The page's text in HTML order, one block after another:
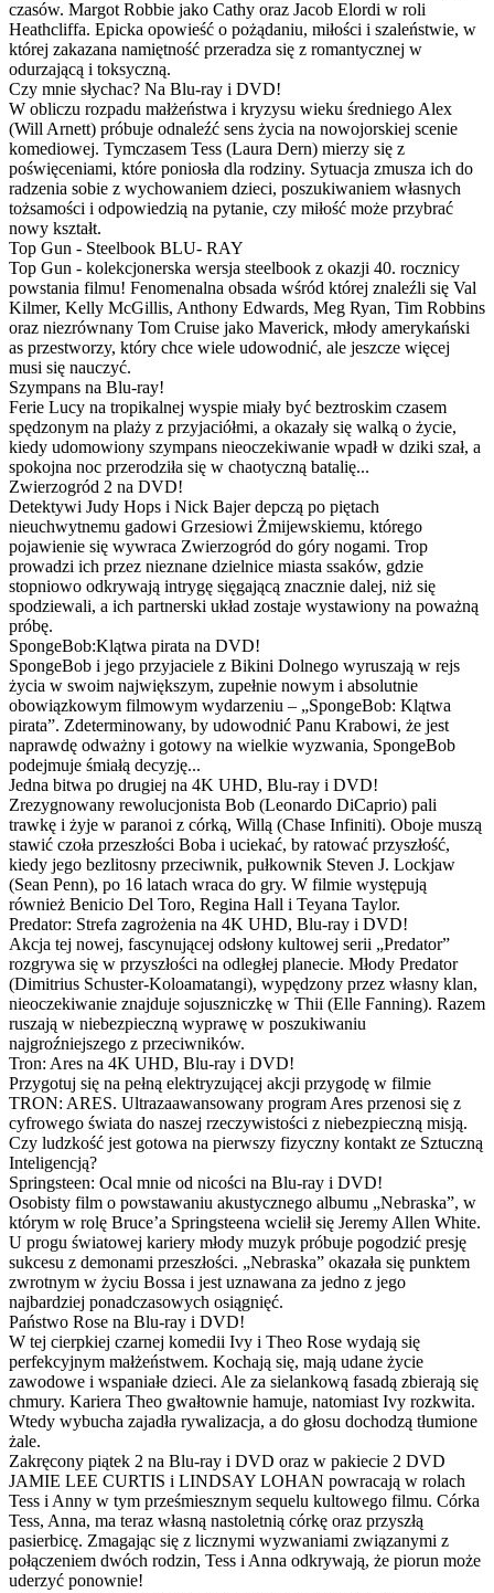
czasów. Margot Robbie jako Cathy oraz Jacob Elordi w roli
Heathcliffa. Epicka opowieść o pożądaniu, miłości i szaleństwie, w
której zakazana namiętność przeradza się z romantycznej w
odurzającą i toksyczną.
Czy mnie słychac? Na Blu-ray i DVD!
W obliczu rozpadu małżeństwa i kryzysu wieku średniego Alex
(Will Arnett) próbuje odnaleźć sens życia na nowojorskiej scenie
komediowej. Tymczasem Tess (Laura Dern) mierzy się z
poświęceniami, które poniosła dla rodziny. Sytuacja zmusza ich do
radzenia sobie z wychowaniem dzieci, poszukiwaniem własnych
tożsamości i odpowiedzią na pytanie, czy miłość może przybrać
nowy kształt.
Top Gun - Steelbook BLU- RAY
Top Gun - kolekcjonerska wersja steelbook z okazji 40. rocznicy
powstania filmu! Fenomenalna obsada wśród której znaleźli się Val
Kilmer, Kelly McGillis, Anthony Edwards, Meg Ryan, Tim Robbins
oraz niezrównany Tom Cruise jako Maverick, młody amerykański
as przestworzy, który chce wiele udowodnić, ale jeszcze więcej
musi się nauczyć.
Szympans na Blu-ray!
Ferie Lucy na tropikalnej wyspie miały być beztroskim czasem
spędzonym na plaży z przyjaciółmi, a okazały się walką o życie,
kiedy udomowiony szympans nieoczekiwanie wpadł w dziki szał, a
spokojna noc przerodziła się w chaotyczną batalię...
Zwierzogród 2 na DVD!
Detektywi Judy Hops i Nick Bajer depczą po piętach
nieuchwytnemu gadowi Grzesiowi Żmijewskiemu, którego
pojawienie się wywraca Zwierzogród do góry nogami. Trop
prowadzi ich przez nieznane dzielnice miasta ssaków, gdzie
stopniowo odkrywają intrygę sięgającą znacznie dalej, niż się
spodziewali, a ich partnerski układ zostaje wystawiony na poważną
próbę.
SpongeBob:Klątwa pirata na DVD!
SpongeBob i jego przyjaciele z Bikini Dolnego wyruszają w rejs
życia w swoim największym, zupełnie nowym i absolutnie
obowiązkowym filmowym wydarzeniu – „SpongeBob: Klątwa
pirata”. Zdeterminowany, by udowodnić Panu Krabowi, że jest
naprawdę odważny i gotowy na wielkie wyzwania, SpongeBob
podejmuje śmiałą decyzję...
Jedna bitwa po drugiej na 4K UHD, Blu-ray i DVD!
Zrezygnowany rewolucjonista Bob (Leonardo DiCaprio) pali
trawkę i żyje w paranoi z córką, Willą (Chase Infiniti). Oboje muszą
stawić czoła przeszłości Boba i uciekać, by ratować przyszłość,
kiedy jego bezlitosny przeciwnik, pułkownik Steven J. Lockjaw
(Sean Penn), po 16 latach wraca do gry. W filmie występują
również Benicio Del Toro, Regina Hall i Teyana Taylor.
Predator: Strefa zagrożenia na 4K UHD, Blu-ray i DVD!
Akcja tej nowej, fascynującej odsłony kultowej serii „Predator”
rozgrywa się w przyszłości na odległej planecie. Młody Predator
(Dimitrius Schuster-Koloamatangi), wypędzony przez własny klan,
nieoczekiwanie znajduje sojuszniczkę w Thii (Elle Fanning). Razem
ruszają w niebezpieczną wyprawę w poszukiwaniu
najgroźniejszego z przeciwników.
Tron: Ares na 4K UHD, Blu-ray i DVD!
Przygotuj się na pełną elektryzującej akcji przygodę w filmie
TRON: ARES. Ultrazaawansowany program Ares przenosi się z
cyfrowego świata do naszej rzeczywistości z niebezpieczną misją.
Czy ludzkość jest gotowa na pierwszy fizyczny kontakt ze Sztuczną
Inteligencją?
Springsteen: Ocal mnie od nicości na Blu-ray i DVD!
Osobisty film o powstawaniu akustycznego albumu „Nebraska”, w
którym w rolę Bruce’a Springsteena wcielił się Jeremy Allen White.
U progu światowej kariery młody muzyk próbuje pogodzić presję
sukcesu z demonami przeszłości. „Nebraska” okazała się punktem
zwrotnym w życiu Bossa i jest uznawana za jedno z jego
najbardziej ponadczasowych osiągnięć.
Państwo Rose na Blu-ray i DVD!
W tej cierpkiej czarnej komedii Ivy i Theo Rose wydają się
perfekcyjnym małżeństwem. Kochają się, mają udane życie
zawodowe i wspaniałe dzieci. Ale za sielankową fasadą zbierają się
chmury. Kariera Theo gwałtownie hamuje, natomiast Ivy rozkwita.
Wtedy wybucha zajadła rywalizacja, a do głosu dochodzą tłumione
żale.
Zakręcony piątek 2 na Blu-ray i DVD oraz w pakiecie 2 DVD
JAMIE LEE CURTIS i LINDSAY LOHAN powracają w rolach
Tess i Anny w tym prześmiesznym sequelu kultowego filmu. Córka
Tess, Anna, ma teraz własną nastoletnią córkę oraz przyszłą
pasierbicę. Zmagając się z licznymi wyzwaniami związanymi z
połączeniem dwóch rodzin, Tess i Anna odkrywają, że piorun może
uderzyć ponownie!